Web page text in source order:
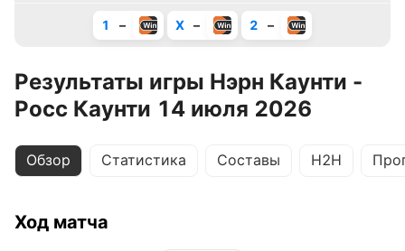
1 – X – 2 –
Результаты игры Нэрн Каунти -
Росс Каунти 14 июля 2026
Обзор Статистика Составы H2H
Ход матча